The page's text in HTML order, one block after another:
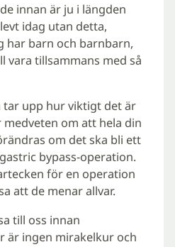
innan är ju i längden
idag utan detta,
har barn och barnbarn,
vara tillsammans med så
tar upp hur viktigt det är
om att hela din
om det ska bli ett
bypass-operation.
för en operation
att de menar allvar.
till oss innan
är ingen mirakelkur och